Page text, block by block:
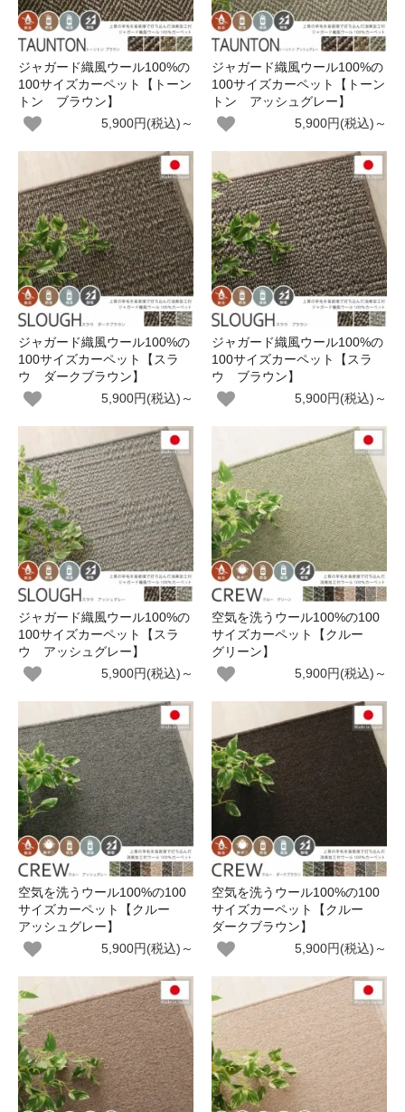
ジャガード織風ウール100%の
100サイズカーペット【トーン
トン ブラウン】
5,900円(税込)～
ジャガード織風ウール100%の
100サイズカーペット【トーン
トン アッシュグレー】
5,900円(税込)～
ジャガード織風ウール100%の
100サイズカーペット【スラ
ウ ダークブラウン】
5,900円(税込)～
ジャガード織風ウール100%の
100サイズカーペット【スラ
ウ ブラウン】
5,900円(税込)～
ジャガード織風ウール100%の
100サイズカーペット【スラ
ウ アッシュグレー】
5,900円(税込)～
空気を洗うウール100%の100
サイズカーペット【クルー
グリーン】
5,900円(税込)～
空気を洗うウール100%の100
サイズカーペット【クルー
アッシュグレー】
5,900円(税込)～
空気を洗うウール100%の100
サイズカーペット【クルー
ダークブラウン】
5,900円(税込)～